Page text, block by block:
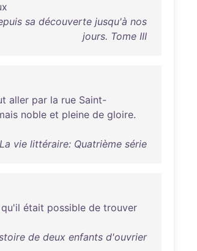
sa découverte jusqu'à nos
jours. Tome III
aller par la rue Saint-
noble et pleine de gloire.
vie littéraire: Quatrième série
qu'il était possible de trouver
de deux enfants d'ouvrier